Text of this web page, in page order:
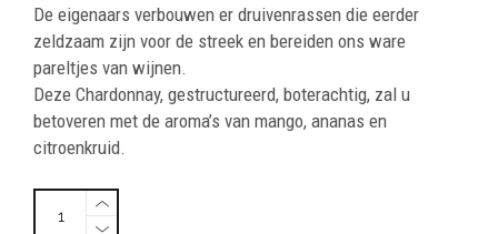
De eigenaars verbouwen er druivenrassen die eerder
zeldzaam zijn voor de streek en bereiden ons ware
pareltjes van wijnen.
Deze Chardonnay, gestructureerd, boterachtig, zal u
betoveren met de aroma’s van mango, ananas en
citroenkruid.